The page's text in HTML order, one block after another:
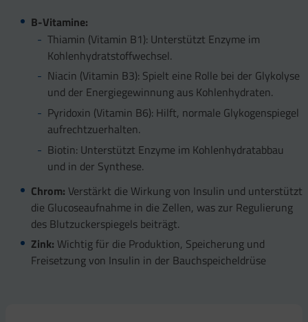
B-Vitamine:
Thiamin (Vitamin B1): Unterstützt Enzyme im
Kohlenhydratstoffwechsel.
Niacin (Vitamin B3): Spielt eine Rolle bei der Glykolyse
und der Energiegewinnung aus Kohlenhydraten.
Pyridoxin (Vitamin B6): Hilft, normale Glykogenspiegel
aufrechtzuerhalten.
Biotin: Unterstützt Enzyme im Kohlenhydratabbau
und in der Synthese.
Chrom: Verstärkt die Wirkung von Insulin und unterstützt
die Glucoseaufnahme in die Zellen, was zur Regulierung
des Blutzuckerspiegels beiträgt.
Zink: Wichtig für die Produktion, Speicherung und
Freisetzung von Insulin in der Bauchspeicheldrüse